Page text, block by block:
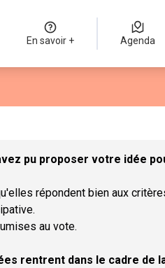
En savoir + Agenda
pu proposer votre idée
répondent bien aux
au vote.
rentrent dans le cadre de